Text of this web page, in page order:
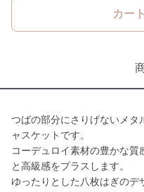
カー
つばの部分にさりげないメタ
ャスケットです。
コーデュロイ素材の豊かな
と高級感をプラスします。
ゆったりとした八枚はぎのデ